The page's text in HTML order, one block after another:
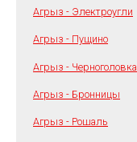
Агрыз - Электроугли
Агрыз - Пущино
Агрыз - Черноголовка
Агрыз - Бронницы
Агрыз - Рошаль